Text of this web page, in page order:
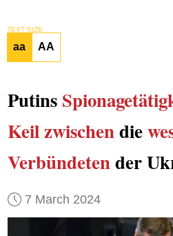
TEXT SIZE
aa AA
Putins
Keil zwischendie
Verbündetender
7 March 2024